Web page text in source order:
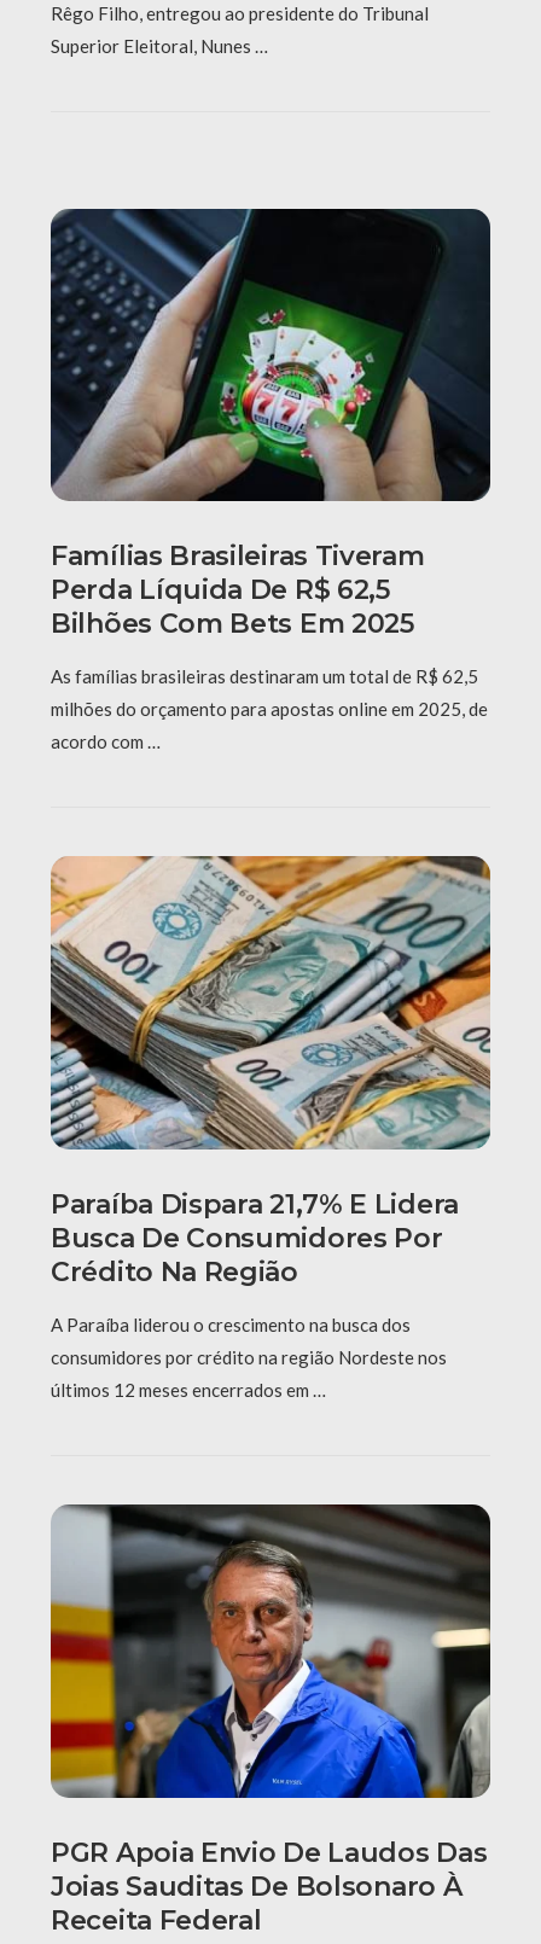
Rêgo Filho, entregou ao presidente do Tribunal
Superior Eleitoral, Nunes …
Famílias Brasileiras Tiveram
Perda Líquida De R$ 62,5
Bilhões Com Bets Em 2025
As famílias brasileiras destinaram um total de R$ 62,5
milhões do orçamento para apostas online em 2025, de
acordo com …
Paraíba Dispara 21,7% E Lidera
Busca De Consumidores Por
Crédito Na Região
A Paraíba liderou o crescimento na busca dos
consumidores por crédito na região Nordeste nos
últimos 12 meses encerrados em …
PGR Apoia Envio De Laudos Das
Joias Sauditas De Bolsonaro À
Receita Federal